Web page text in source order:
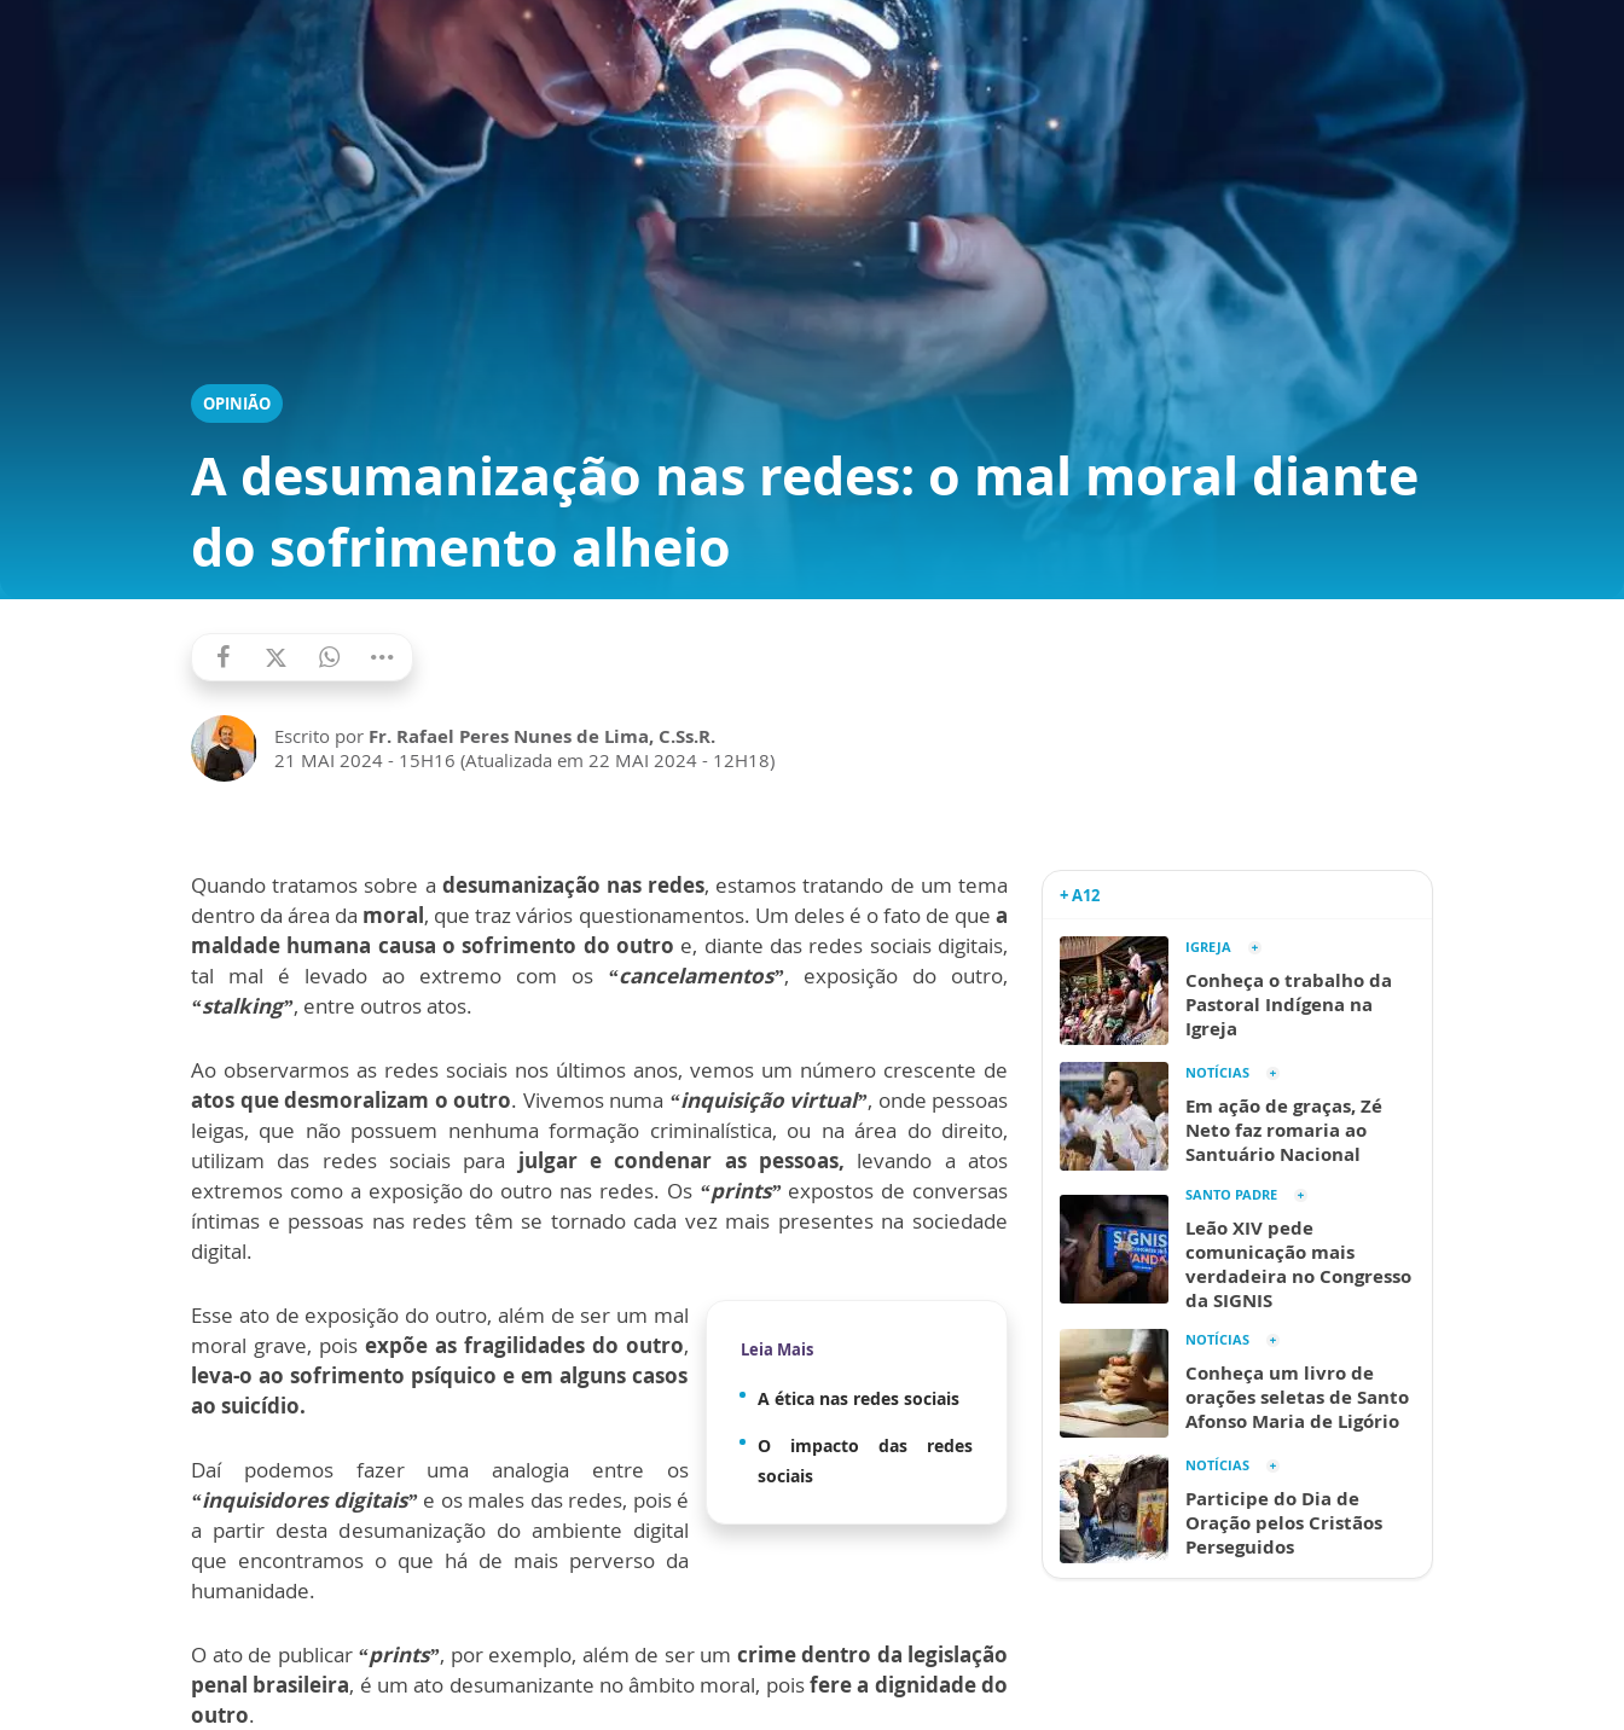
OPINIÃO
A desumanização nas redes: o mal moral diante
do sofrimento alheio
Escrito por Fr. Rafael Peres Nunes de Lima, C.Ss.R.
21 MAI 2024 - 15H16 (Atualizada em 22 MAI 2024 - 12H18)
Quando tratamos sobre a desumanização nas redes, estamos tratando de um tema
dentro da área da moral, que traz vários questionamentos. Um deles é o fato de que a
maldade humana causa o sofrimento do outro e, diante das redes sociais digitais,
tal mal é levado ao extremo com os “cancelamentos”, exposição do outro,
“stalking”, entre outros atos.
Ao observarmos as redes sociais nos últimos anos, vemos um número crescente de
atos que desmoralizam o outro. Vivemos numa “inquisição virtual”, onde pessoas
leigas, que não possuem nenhuma formação criminalística, ou na área do direito,
utilizam das redes sociais para julgar e condenar as pessoas, levando a atos
extremos como a exposição do outro nas redes. Os “prints”expostos de conversas
íntimas e pessoas nas redes têm se tornado cada vez mais presentes na sociedade
digital.
Leia Mais
A ética nas redes sociais
O impacto das redes
sociais
Esse ato de exposição do outro, além de ser um mal
moral grave, pois expõe as fragilidades do outro,
leva-o ao sofrimento psíquico e em alguns casos
ao suicídio.
Daí podemos fazer uma analogia entre os
“inquisidores digitais”e os males das redes, pois é
a partir desta desumanização do ambiente digital
que encontramos o que há de mais perverso da
humanidade.
O ato de publicar “prints”, por exemplo, além de ser um crime dentro da legislação
penal brasileira, é um ato desumanizante no âmbito moral, poisfere a dignidade do
outro.
+ A12
IGREJA
Conheça o trabalho da
Pastoral Indígena na
Igreja
NOTÍCIAS
Em ação de graças, Zé
Neto faz romaria ao
Santuário Nacional
SANTO PADRE
Leão XIV pede
comunicação mais
verdadeira no Congresso
da SIGNIS
NOTÍCIAS
Conheça um livro de
orações seletas de Santo
Afonso Maria de Ligório
NOTÍCIAS
Participe do Dia de
Oração pelos Cristãos
Perseguidos